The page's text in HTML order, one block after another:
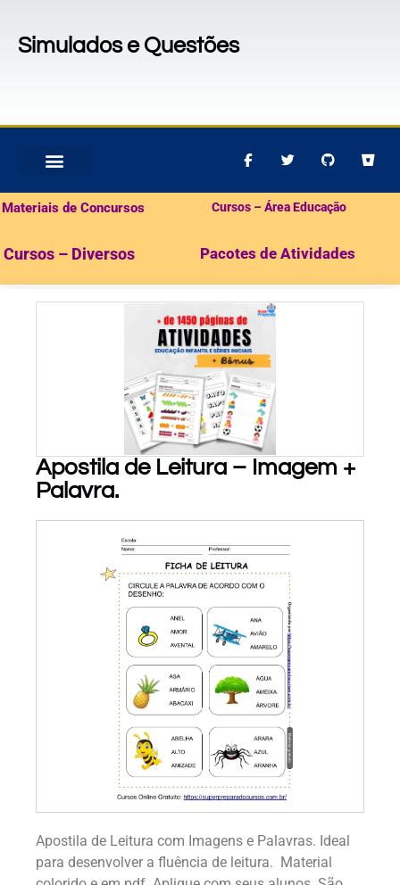
Simulados e Questões
Materiais de Concursos Cursos – Área Educação
Cursos – Diversos Pacotes de Atividades
PARA BAIXAR!
Apostila de Leitura – Imagem +
Palavra.
Apostila de Leitura com Imagens e Palavras. Ideal
para desenvolver a fluência de leitura. Material